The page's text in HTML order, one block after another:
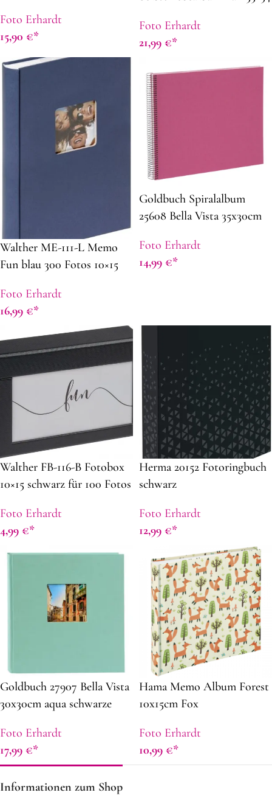
Foto Erhardt
15,90 €
Foto Erhardt
21,99 €
Walther ME-111-L Memo
Fun blau 300 Fotos 10×15
Foto Erhardt
16,99 €
Goldbuch Spiralalbum
25608 Bella Vista 35x30cm
Foto Erhardt
14,99 €
Walther FB-116-B Fotobox
10×15 schwarz für 100 Fotos
Foto Erhardt
4,99 €
Herma 20152 Fotoringbuch
schwarz
Foto Erhardt
12,99 €
Goldbuch 27907 Bella Vista
30x30cm aqua schwarze
Foto Erhardt
17,99 €
Hama Memo Album Forest
10x15cm Fox
Foto Erhardt
10,99 €
Informationen zum Shop